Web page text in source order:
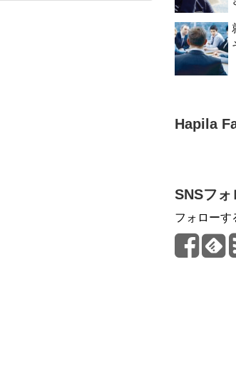
Hapila
SNSフォ
フォローす